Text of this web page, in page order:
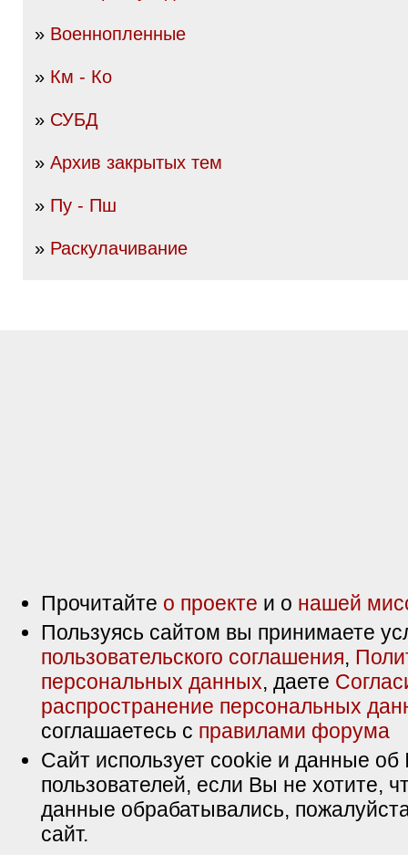
» Военнопленные
» Км - Ко
» СУБД
» Архив закрытых тем
» Пу - Пш
» Раскулачивание
Прочитайте о проекте и о нашей
Пользуясь сайтом вы принимаете
пользовательского соглашения,
персональных данных, даете
распространение персональных
соглашаетесь с правилами форума
Сайт использует cookie и данные об
пользователей, если Вы не хотите,
данные обрабатывались,
сайт.